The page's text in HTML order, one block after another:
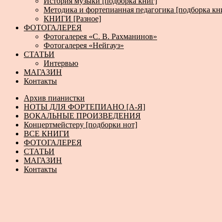
Методика и фортепианная педагогика [подборка
КНИГИ [Разное]
ФОТОГАЛЕРЕЯ
Фотогалерея «С. В. Рахманинов»
Фотогалерея «Нейгауз»
СТАТЬИ
Интервью
МАГАЗИН
Контакты
Архив пианистки
НОТЫ ДЛЯ ФОРТЕПИАНО [А-Я]
ВОКАЛЬНЫЕ ПРОИЗВЕДЕНИЯ
Концертмейстеру [подборки нот]
ВСЕ КНИГИ
ФОТОГАЛЕРЕЯ
СТАТЬИ
МАГАЗИН
Контакты